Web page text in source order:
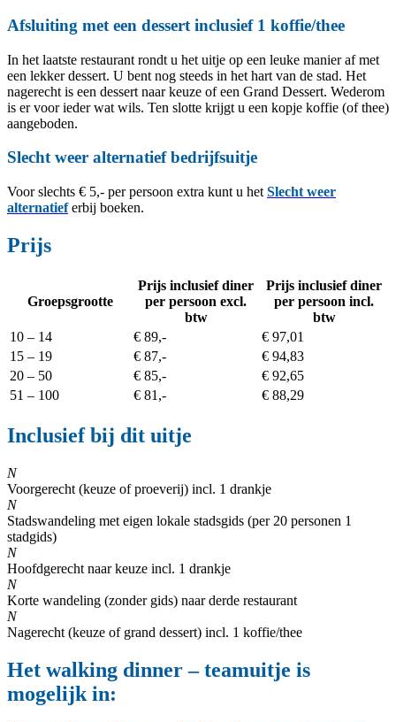
Afsluiting met een dessert inclusief 1 koffie/thee
In het laatste restaurant rondt u het uitje op een leuke manier af met
een lekker dessert. U bent nog steeds in het hart van de stad. Het
nagerecht is een dessert naar keuze of een Grand Dessert. Wederom
is er voor ieder wat wils. Ten slotte krijgt u een kopje koffie (of thee)
aangeboden.
Slecht weer alternatief bedrijfsuitje
Voor slechts € 5,- per persoon extra kunt u het Slecht weer
alternatief erbij boeken.
Prijs
Groepsgrootte
Prijs inclusief diner
per persoon excl.
btw
Prijs inclusief diner
per persoon incl.
btw
10 – 14
€ 89,-
€ 97,01
15 – 19
€ 87,-
€ 94,83
20 – 50
€ 85,-
€ 92,65
51 – 100
€ 81,- € 88,29
Inclusief bij dit uitje
N
Voorgerecht (keuze of proeverij) incl. 1 drankje
N
Stadswandeling met eigen lokale stadsgids (per 20 personen 1
stadgids)
N
Hoofdgerecht naar keuze incl. 1 drankje
N
Korte wandeling (zonder gids) naar derde restaurant
N
Nagerecht (keuze of grand dessert) incl. 1 koffie/thee
Het walking dinner – teamuitje is
mogelijk in: